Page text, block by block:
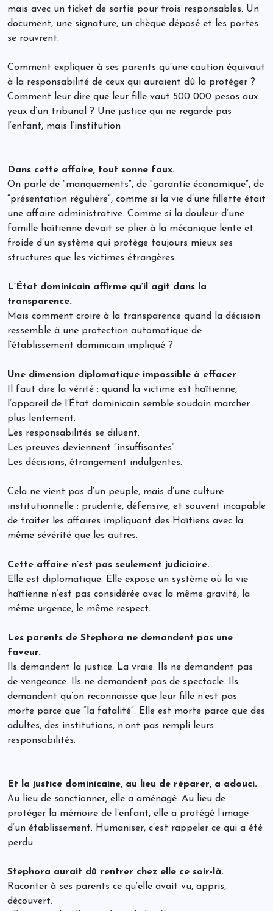
mais avec un ticket de sortie pour trois responsables. Un
document, une signature, un chèque déposé et les portes
se rouvrent.
Comment expliquer à ses parents qu’une caution équivaut
à la responsabilité de ceux qui auraient dû la protéger ?
Comment leur dire que leur fille vaut 500 000 pesos aux
yeux d’un tribunal ? Une justice qui ne regarde pas
l’enfant, mais l’institution
Dans cette affaire, tout sonne faux.
On parle de “manquements”, de “garantie économique”, de
“présentation régulière”, comme si la vie d’une fillette était
une affaire administrative. Comme si la douleur d’une
famille haïtienne devait se plier à la mécanique lente et
froide d’un système qui protège toujours mieux ses
structures que les victimes étrangères.
L’État dominicain affirme qu’il agit dans la
transparence.
Mais comment croire à la transparence quand la décision
ressemble à une protection automatique de
l’établissement dominicain impliqué ?
Une dimension diplomatique impossible à effacer
Il faut dire la vérité : quand la victime est haïtienne,
l’appareil de l’État dominicain semble soudain marcher
plus lentement.
Les responsabilités se diluent.
Les preuves deviennent “insuffisantes”.
Les décisions, étrangement indulgentes.
Cela ne vient pas d’un peuple, mais d’une culture
institutionnelle : prudente, défensive, et souvent incapable
de traiter les affaires impliquant des Haïtiens avec la
même sévérité que les autres.
Cette affaire n’est pas seulement judiciaire.
Elle est diplomatique. Elle expose un système où la vie
haïtienne n’est pas considérée avec la même gravité, la
même urgence, le même respect.
Les parents de Stephora ne demandent pas une
faveur.
Ils demandent la justice. La vraie. Ils ne demandent pas
de vengeance. Ils ne demandent pas de spectacle. Ils
demandent qu’on reconnaisse que leur fille n’est pas
morte parce que “la fatalité”. Elle est morte parce que des
adultes, des institutions, n’ont pas rempli leurs
responsabilités.
Et la justice dominicaine, au lieu de réparer, a adouci.
Au lieu de sanctionner, elle a aménagé. Au lieu de
protéger la mémoire de l’enfant, elle a protégé l’image
d’un établissement. Humaniser, c’est rappeler ce qui a été
perdu.
Stephora aurait dû rentrer chez elle ce soir-là.
Raconter à ses parents ce qu’elle avait vu, appris,
découvert.